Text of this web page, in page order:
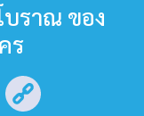
บราณ ของ
ร